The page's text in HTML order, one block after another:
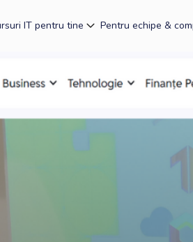
IT pentru tine Pentru echipe &